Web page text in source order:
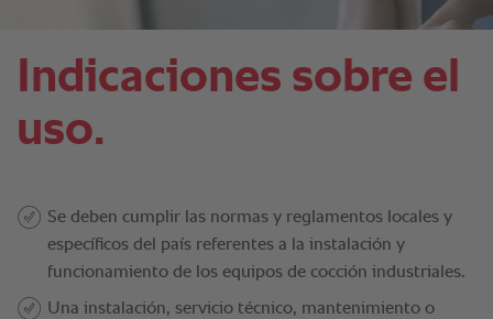
Indicaciones sobre el
uso.